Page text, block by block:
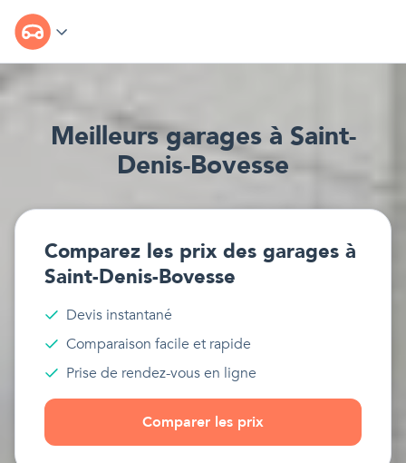
Meilleursgaragesà Saint-
Denis-Bovesse
Comparez les prix des garages à
Saint-Denis-Bovesse
Devis instantané
Comparaison facile et rapide
Prise de rendez-vous en ligne
Comparer les prix